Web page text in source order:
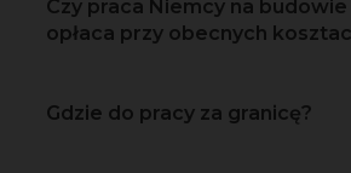
Czy praca Niemcy na budowie
opłaca przy obecnych
Gdzie do pracy za granicę?